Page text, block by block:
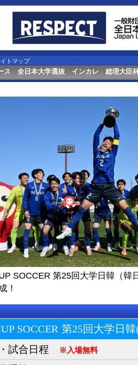
トマップ
ス 全日本大学選抜 インカレ 総理大臣
SOCCER 第25回大学日韓（
！
SOCCER 第25回大学日
試合日程 ※入場無料